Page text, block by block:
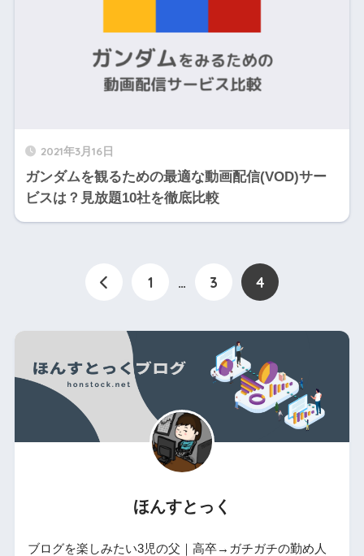
2021年3月16日
ガンダムを観るための最適な動画配信(VOD)サー
ビスは？見放題10社を徹底比較
1 … 3 4
ほんすとっく
ブログを楽しみたい3児の父｜高卒→ガチガチの勤め人